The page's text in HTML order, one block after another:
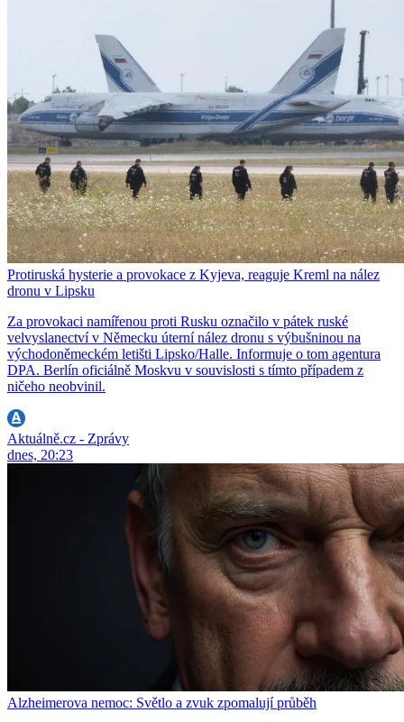
Protiruská hysterie a provokace z Kyjeva, reaguje Kreml na nález
dronu v Lipsku
Za provokaci namířenou proti Rusku označilo v pátek ruské
velvyslanectví v Německu úterní nález dronu s výbušninou na
východoněmeckém letišti Lipsko/Halle. Informuje o tom agentura
DPA. Berlín oficiálně Moskvu v souvislosti s tímto případem z
ničeho neobvinil.
Aktuálně.cz - Zprávy
dnes, 20:23
Alzheimerova nemoc: Světlo a zvuk zpomalují průběh